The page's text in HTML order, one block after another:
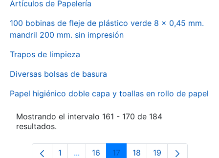
Artículos de Papelería
100 bobinas de fleje de plástico verde 8 x 0,45 mm.
mandril 200 mm. sin impresión
Trapos de limpieza
Diversas bolsas de basura
Papel higiénico doble capa y toallas en rollo de papel
Mostrando el intervalo 161 - 170 de 184
resultados.
1 ... 16 17 18 19